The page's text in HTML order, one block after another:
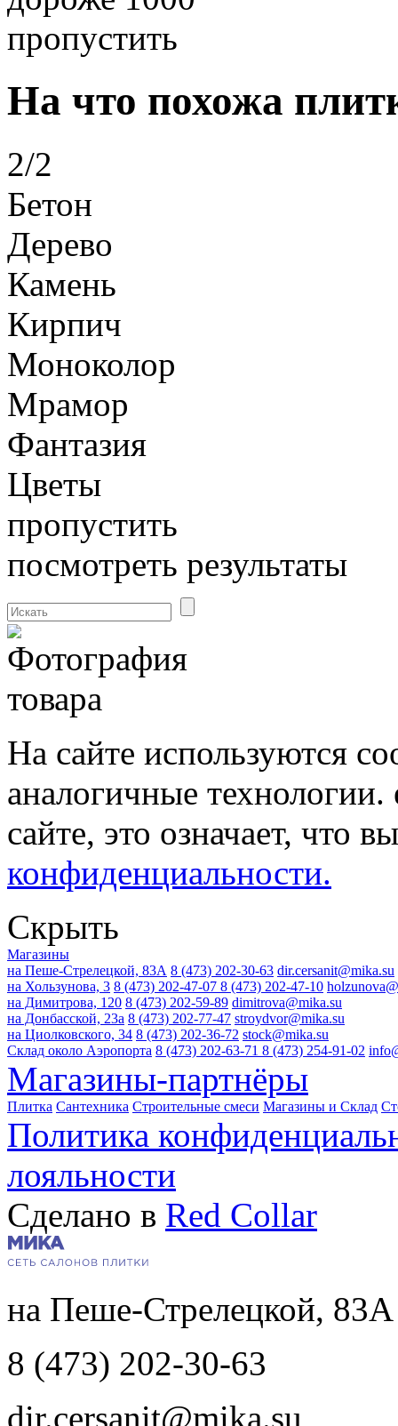
пропустить
На что похожа
2/2
Бетон
Дерево
Камень
Кирпич
Моноколор
Мрамор
Фантазия
Цветы
пропустить
посмотреть результаты
На сайте используются
аналогичные
сайте, это означает, что
конфиденциальности.
Скрыть
Магазины
на Пеше-Стрелецкой, 83А 8 (473) 202-30-63 dir.cersanit@mika.su
на Хользунова, 3 8 (473) 202-47-07 8 (473) 202-47-10
на Димитрова, 120 8 (473) 202-59-89 dimitrova@mika.su
на Донбасской, 23а 8 (473) 202-77-47 stroydvor@mika.su
на Циолковского, 34 8 (473) 202-36-72 stock@mika.su
Склад около Аэропорта 8 (473) 202-63-71 8 (473) 254-91-02
Магазины-партнёры
Плитка Сантехника Строительные смеси Магазины и Склад
Политика
лояльности
Сделано в Red Collar
на Пеше-Стрелецкой, 83А
8 (473) 202-30-63
dir.cersanit@mika.su